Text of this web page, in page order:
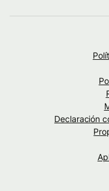
Declaración